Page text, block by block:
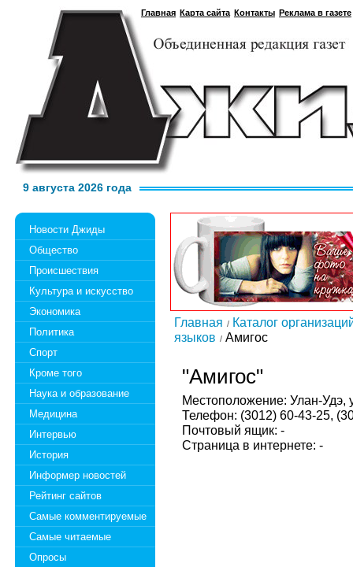
Главная Карта сайта Контакты Реклама в газете
9 августа 2026 года
Новости Джиды
Общество
Происшествия
Культура и искусство
Экономика
Политика
Спорт
Кроме того
Наука и образование
Медицина
Интервью
История
Информер новостей
Рейтинг сайтов
Самые комментируемые
Самые читаемые
Опросы
Главная
Каталог
языков
Амигос
"Амигос"
Местоположение: Улан-Удэ,
Телефон: (3012) 60-43-25,
Почтовый ящик: -
Страница в интернете: -